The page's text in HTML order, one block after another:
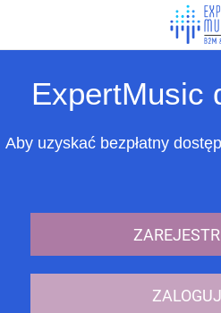
ExpertMusic
Aby uzyskać bezpłatny